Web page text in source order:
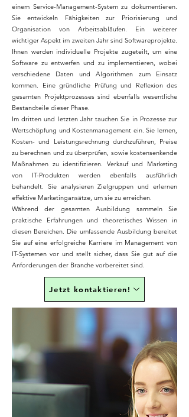
einem Service-Management-System zu dokumentieren.
Sie entwickeln Fähigkeiten zur Priorisierung und
Organisation von Arbeitsabläufen. Ein weiterer
wichtiger Aspekt im zweiten Jahr sind Softwareprojekte.
Ihnen werden individuelle Projekte zugeteilt, um eine
Software zu entwerfen und zu implementieren, wobei
verschiedene Daten und Algorithmen zum Einsatz
kommen. Eine gründliche Prüfung und Reflexion des
gesamten Projektprozesses sind ebenfalls wesentliche
Bestandteile dieser Phase.
Im dritten und letzten Jahr tauchen Sie in Prozesse zur
Wertschöpfung und Kostenmanagement ein. Sie lernen,
Kosten- und Leistungsrechnung durchzuführen, Preise
zu berechnen und zu überprüfen, sowie kostensenkende
Maßnahmen zu identifizieren. Verkauf und Marketing
von IT-Produkten werden ebenfalls ausführlich
behandelt. Sie analysieren Zielgruppen und erlernen
effektive Marketingansätze, um sie zu erreichen.
Während der gesamten Ausbildung sammeln Sie
praktische Erfahrungen und theoretisches Wissen in
diesen Bereichen. Die umfassende Ausbildung bereitet
Sie auf eine erfolgreiche Karriere im Management von
IT-Systemen vor und stellt sicher, dass Sie gut auf die
Anforderungen der Branche vorbereitet sind.
Jetzt kontaktieren!